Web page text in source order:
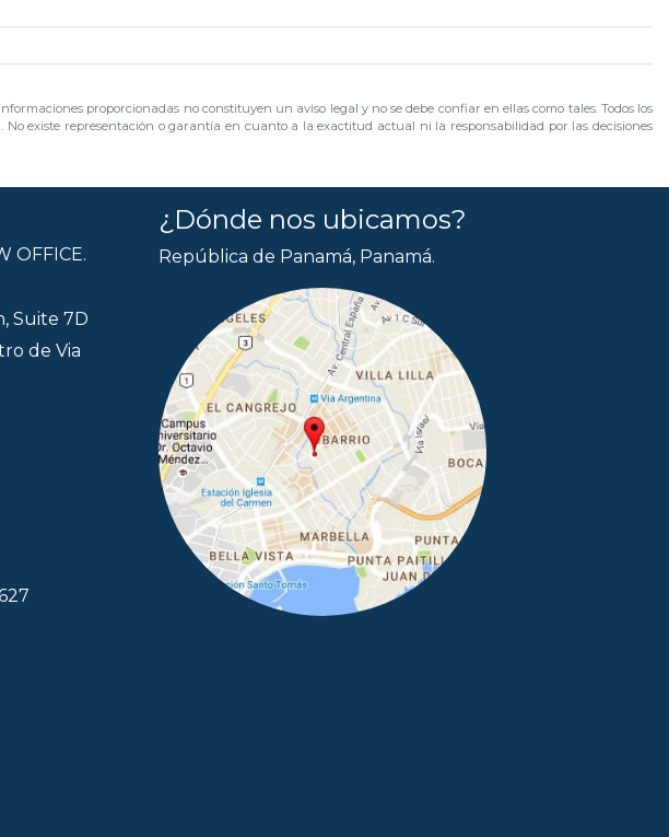
proporcionadas no constituyen un aviso legal y no se debe confiar en ellas como tales. Todos los
existe representación o garantía en cuanto a la exactitud actual ni la responsabilidad por las decisiones
OFFICE.
Suite 7D
de Via
¿Dónde nos ubicamos?
República de Panamá, Panamá.